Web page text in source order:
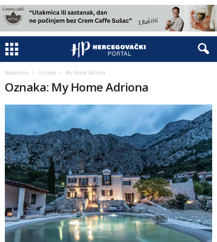
Naslovnica Oznake My Home Adriona
Oznaka: My Home Adriona